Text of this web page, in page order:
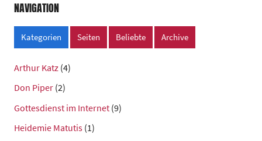
NAVIGATION
Kategorien Seiten Beliebte Archive
Arthur Katz (4)
Don Piper (2)
Gottesdienst im Internet (9)
Heidemie Matutis (1)